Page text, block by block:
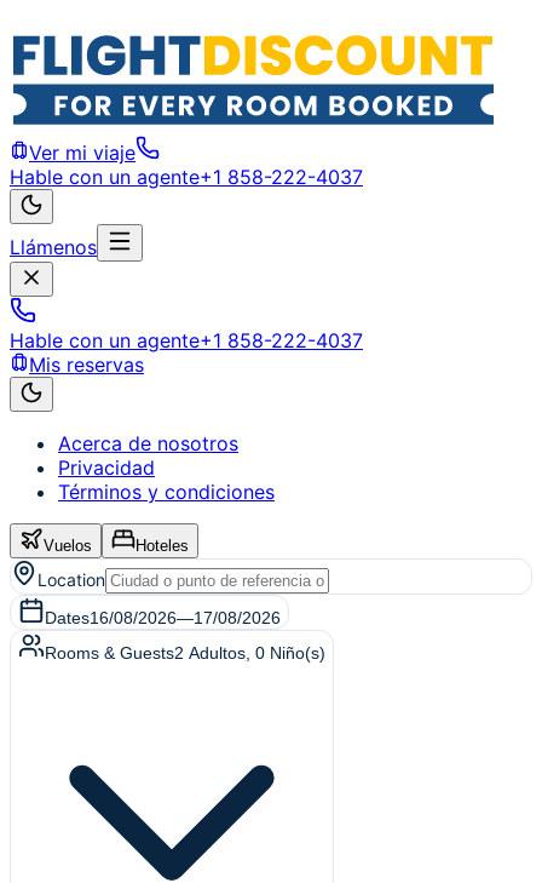
Ver mi viaje
Hable con un agente+1 858-222-4037
Llámenos
Hable con un agente+1 858-222-4037
Mis reservas
Acerca de nosotros
Privacidad
Términos y condiciones
Vuelos Hoteles
Location
Dates16/08/2026—17/08/2026
Rooms & Guests2 Adultos 0 Niño(s)